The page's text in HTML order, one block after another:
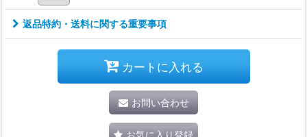
返品特約・送料に関する重要事項
カートに入れる
お問い合わせ
お気に入り登録